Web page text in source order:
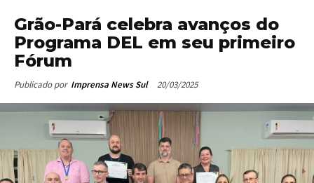
Grão-Pará celebra avanços do
Programa DEL em seu primeiro
Fórum
Publicado por Imprensa News Sul 20/03/2025